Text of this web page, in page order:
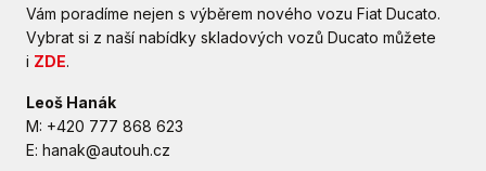
Vám poradíme nejen s výběrem nového vozu Fiat Ducato.
Vybrat si z naší nabídky skladových vozů Ducato můžete
i ZDE.
Leoš Hanák
M: +420 777 868 623
E: hanak@autouh.cz